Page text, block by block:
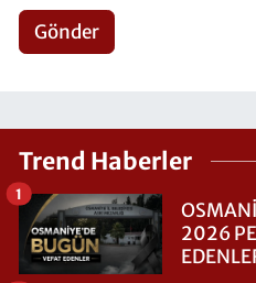
Gönder
Trend Haberler
2026
1